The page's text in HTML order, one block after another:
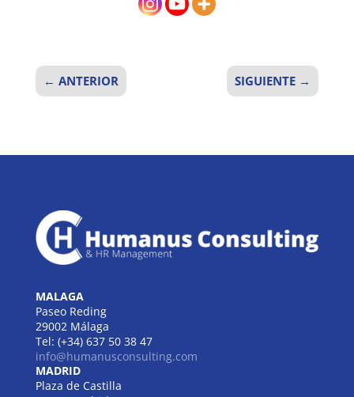
← ANTERIOR SIGUIENTE →
MALAGA
Paseo Reding
29002 Málaga
Tel: (+34) 637 50 38 47
info@humanusconsulting.com
MADRID
Plaza de Castilla